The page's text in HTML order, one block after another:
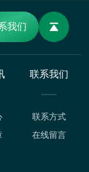
我们
联系我们
联系方式
在线留言